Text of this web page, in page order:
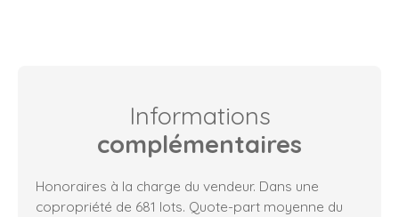
Informations
complémentaires
Honoraires à la charge du vendeur. Dans une
copropriété de 681 lots. Quote-part moyenne du